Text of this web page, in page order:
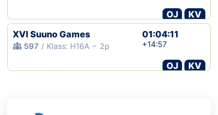
OJ
KV
XVI Suuno Games
597 / Klass: H16A − 2p
01:04:11
+14:57
OJ KV